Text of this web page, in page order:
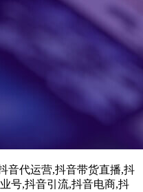
音代运营,抖音带货直播,抖
号,抖音引流,抖音电商,抖